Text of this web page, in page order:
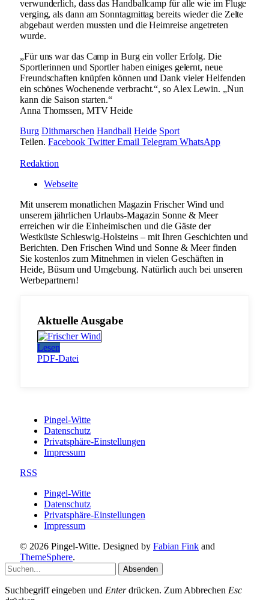
verwunderlich, dass das Handballcamp für alle wie im Fluge
verging, als dann am Sonntagmittag bereits wieder die Zelte
abgebaut werden mussten und die Heimreise angetreten
wurde.
„Für uns war das Camp in Burg ein voller Erfolg. Die
Sportlerinnen und Sportler haben einiges gelernt, neue
Freundschaften knüpfen können und Dank vieler Helfenden
ein schönes Wochenende verbracht.“, so Alex Lewin. „Nun
kann die Saison starten.“
Anna Thomssen, MTV Heide
Burg Dithmarschen Handball Heide Sport
Teilen. Facebook Twitter Email Telegram WhatsApp
Redaktion
Webseite
Mit unserem monatlichen Magazin Frischer Wind und
unserem jährlichen Urlaubs-Magazin Sonne & Meer
erreichen wir die Einheimischen und die Gäste der
Westküste Schleswig-Holsteins – mit Ihren Geschichten und
Berichten. Den Frischen Wind und Sonne & Meer finden
Sie kostenlos zum Mitnehmen in vielen Geschäften in
Heide, Büsum und Umgebung. Natürlich auch bei unseren
Werbepartnern!
Aktuelle Ausgabe
Lesen
PDF-Datei
Pingel-Witte
Datenschutz
Privatsphäre-Einstellungen
Impressum
RSS
Pingel-Witte
Datenschutz
Privatsphäre-Einstellungen
Impressum
© 2026 Pingel-Witte. Designed by Fabian Fink and
ThemeSphere.
Absenden
Suchbegriff eingeben und Enterdrücken. Zum Abbrechen Esc